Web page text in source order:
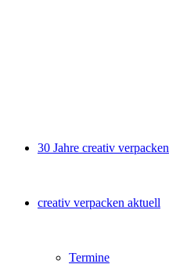
30 Jahre creativ verpacken
creativ verpacken aktuell
Termine